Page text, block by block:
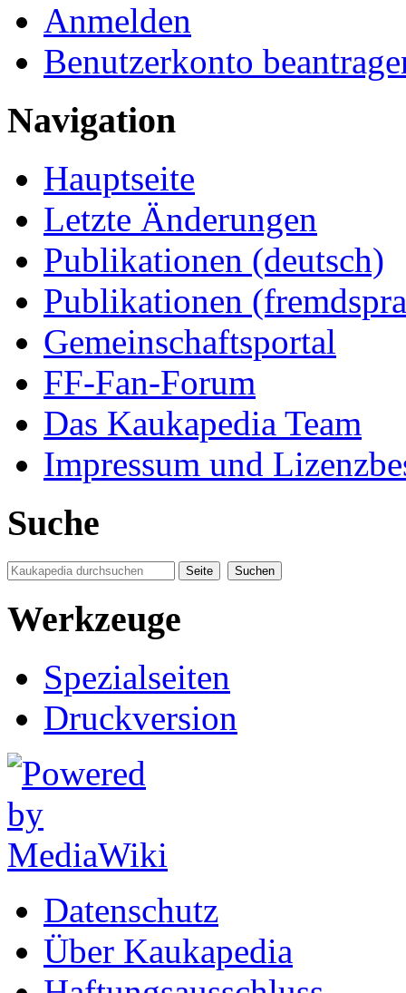
Anmelden
Benutzerkonto
Navigation
Hauptseite
Letzte Änderungen
Publikationen (deutsch)
Publikationen
Gemeinschaftsportal
FF-Fan-Forum
Das Kaukapedia Team
Impressum und
Suche
Werkzeuge
Spezialseiten
Druckversion
Datenschutz
Über Kaukapedia